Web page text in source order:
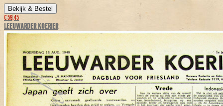
Bekijk & Bestel
€ 59,45
LEEUWARDER KOERIER